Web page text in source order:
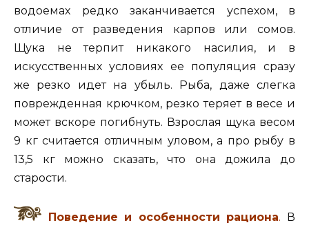
водоемах редко заканчивается успехом, в
отличие от разведения карпов или сомов.
Щука не терпит никакого насилия, и в
искусственных условиях ее популяция сразу
же резко идет на убыль. Рыба, даже слегка
поврежденная крючком, резко теряет в весе и
может вскоре погибнуть. Взрослая щука весом
9 кг считается отличным уловом, а про рыбу в
13,5 кг можно сказать, что она дожила до
старости.
Поведение и особенности рациона.
В